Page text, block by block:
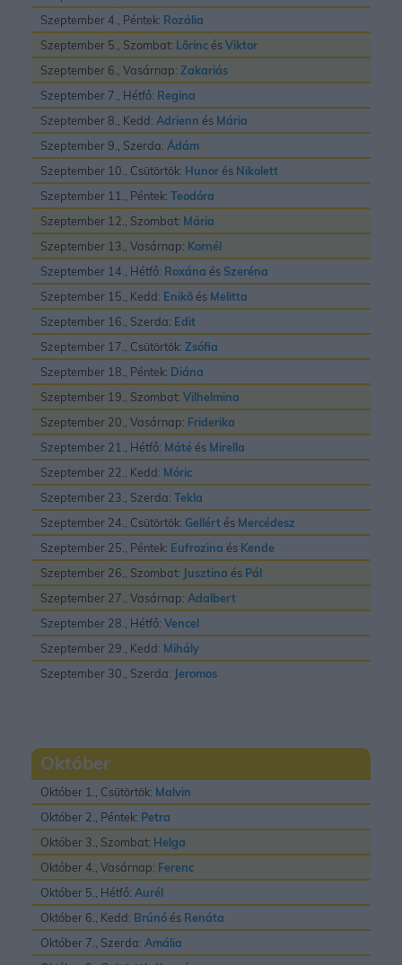
Szeptember 4., Péntek: Rozália
Szeptember 5., Szombat: Lõrinc ésViktor
Szeptember 6., Vasárnap: Zakariás
Szeptember 7., Hétfő: Regina
Szeptember 8., Kedd: Adrienn és Mária
Szeptember 9., Szerda: Ádám
Szeptember 10., Csütörtök: Hunor és Nikolett
Szeptember 11., Péntek: Teodóra
Szeptember 12., Szombat: Mária
Szeptember 13., Vasárnap: Kornél
Szeptember 14., Hétfő: Roxána és Szeréna
Szeptember 15., Kedd: Enikõ és Melitta
Szeptember 16., Szerda: Edit
Szeptember 17., Csütörtök: Zsófia
Szeptember 18., Péntek: Diána
Szeptember 19., Szombat: Vilhelmina
Szeptember 20., Vasárnap: Friderika
Szeptember 21., Hétfő: Máté és Mirella
Szeptember 22., Kedd: Móric
Szeptember 23., Szerda: Tekla
Szeptember 24., Csütörtök: Gellért és Mercédesz
Szeptember 25., Péntek: Eufrozina és Kende
Szeptember 26., Szombat: Jusztina és Pál
Szeptember 27., Vasárnap: Adalbert
Szeptember 28., Hétfő: Vencel
Szeptember 29., Kedd: Mihály
Szeptember 30., Szerda: Jeromos
Október
Október 1., Csütörtök: Malvin
Október 2., Péntek: Petra
Október 3., Szombat: Helga
Október 4., Vasárnap: Ferenc
Október 5., Hétfő: Aurél
Október 6., Kedd: Brúnó és Renáta
Október 7., Szerda: Amália